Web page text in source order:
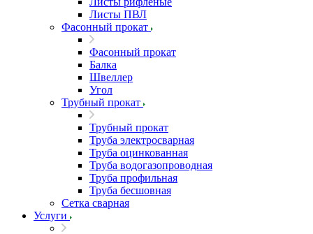
Листы ПВЛ
Фасонный прокат
Фасонный прокат
Балка
Швеллер
Угол
Трубный прокат
Трубный прокат
Труба электросварная
Труба оцинкованная
Труба водогазопроводная
Труба профильная
Труба бесшовная
Сетка сварная
Услуги